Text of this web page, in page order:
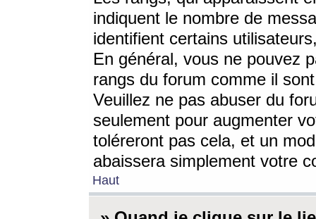
indiquent le nombre de
identifient certains
En général, vous ne pouvez
rangs du forum comme il
Veuillez ne pas abuser du
seulement pour augmenter
toléreront pas cela, et un
abaissera simplement votre
Haut